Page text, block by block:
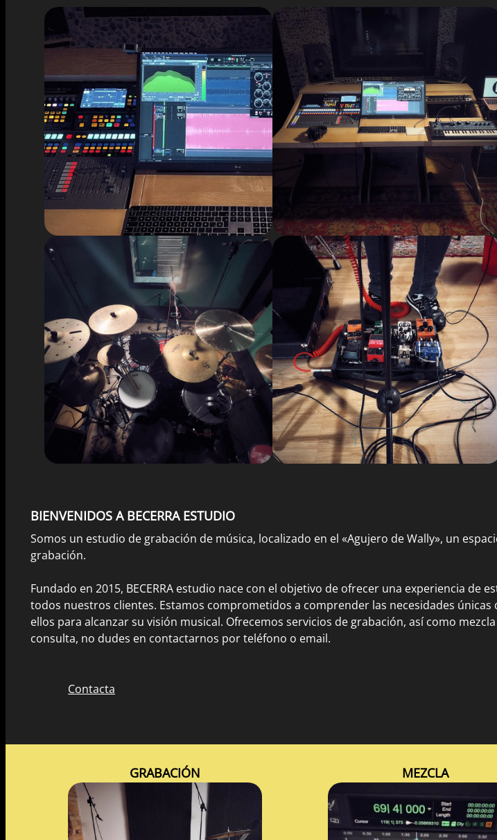
BIENVENIDOS A BECERRA ESTUDIO
Somos un estudio de grabación de música, localizado en el «Agujero de Wally», un
grabación.
Fundado en 2015, BECERRA estudio nace con el objetivo de ofrecer una experiencia de
todos nuestros clientes. Estamos comprometidos a comprender las necesidades
ellos para alcanzar su visión musical. Ofrecemos servicios de grabación, así como
consulta, no dudes en contactarnos por teléfono o email.
Contacta
GRABACIÓN MEZCLA